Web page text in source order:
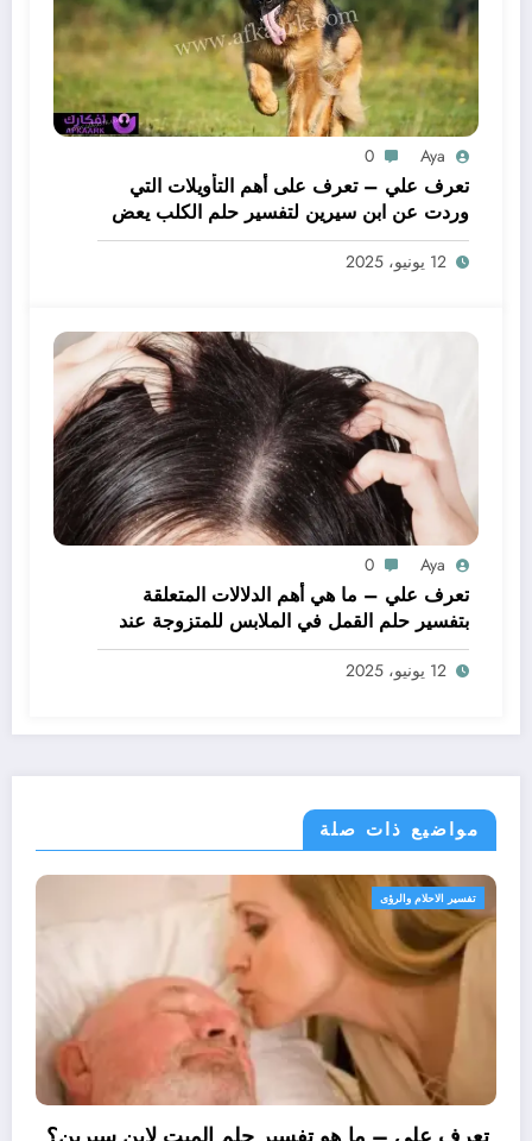
Aya
0
تعرف علي – تعرف على أهم التأويلات التي
وردت عن ابن سيرين لتفسير حلم الكلب يعض
يدي – بالتفصيل
12 يونيو، 2025
Aya
0
تعرف علي – ما هي أهم الدلالات المتعلقة
بتفسير حلم القمل في الملابس للمتزوجة عند
ابن سيرين؟ – بالتفصيل
12 يونيو، 2025
مواضيع ذات صلة